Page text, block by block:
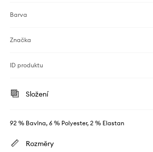
Barva
Značka
ID produktu
Složení
92 % Bavlna, 6 % Polyester, 2 % Elastan
Rozměry